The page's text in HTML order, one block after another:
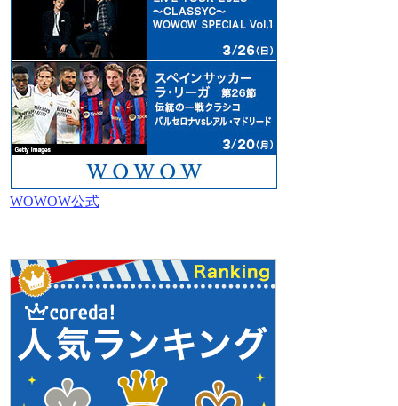
WOWOW公式